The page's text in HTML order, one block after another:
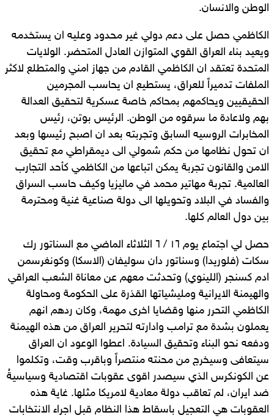
الوطن والانسان.
الكاظمي حصل على دعم دولي غير محدود وعليه ان يستخدمه
ويعيد بناء العراق القوي المتوازن العادل المتحضر. الولايات
المتحدة تعتقد ان الكاظمي القادم من جهاز امني والمتطلع لاكثر
الملفات تدميراً للعراق، يستطيع ان يحاسب المجرمين
الحقيقيين ويحاكمهم بمحاكم خاصة عسكرية لتحقيق العدالة
بهم ولاعادة ما سرقوه من الوطن. الرئيس بوتن، رئيس
المخابرات الروسيه السابق وتجربته بعد ان اصبح رئيسها وبعد
ان تحول نظامها من حكم شمولي الى ديمقراطي مع تحقيق
الامن والقانون تجربة يمكن اتباعها من الكاظمي كأحد التجارب
العالمية. تجربة مهاتير محمد في ماليزيا وكيف حاسب السراق
والفساد في البلاد وتحويلها الى دولة صناعية غنية ومحترمة
بين دول العالم كلها.
حصل لي اجتماع يوم ١٦ / ٦ الثلاثاء الماضي مع السناتور رك
سكات (فلوريدا) وسناتور دان سوليفان (الاسكا) وكونغرسمن
ادم كسنجر (اللينوي) وتحدثت معهم عن معاناة الشعب العراقي
والهيمنة الايرانية ومليشياتها القذرة على الحكومة ومحاولة
الكاظمي التحرر منها وقضايا اخرى مهمة، وكان ردهم انهم
يعملون بشدة مع ترامب وادارته لتحرير العراق من هذه الهيمنة
ودفعه نحو البناء وتحقيق السيادة. اعطوا الوعود ان العراق
سيتعافى وسيخرج من محنته منتصراً وباقرب وقت، وتكلموا
عن الكونكرس الذي سيصدر اقوى عقوبات اقتصادية وسياسيةُ
ضد ايران، لم تعاقب دولة معادية لامريكا مثلها. غاية هذه
العقوبات هي التعجيل باسقاط هذا النظام قبل اجراء الانتخابات